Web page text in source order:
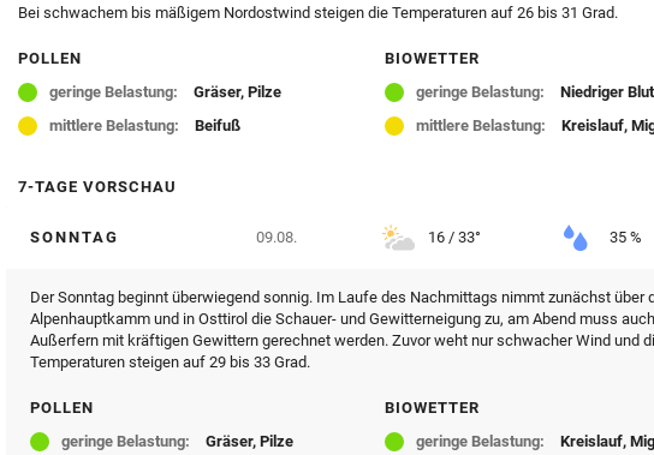
Bei schwachem bis mäßigem Nordostwind steigen die Temperaturen auf 26 bis 31 Grad.
POLLEN
geringe Belastung:
Gräser, Pilze
mittlere Belastung:
Beifuß
BIOWETTER
geringe Belastung:
Niedriger
mittlere Belastung:
Kreislauf,
7-TAGE VORSCHAU
SONNTAG 09.08. 16 / 33° 35 %
Der Sonntag beginnt überwiegend sonnig. Im Laufe des Nachmittags nimmt zunächst über
Alpenhauptkamm und in Osttirol die Schauer- und Gewitterneigung zu, am Abend muss
Außerfern mit kräftigen Gewittern gerechnet werden. Zuvor weht nur schwacher Wind und
Temperaturen steigen auf 29 bis 33 Grad.
POLLEN
geringe Belastung:
Gräser, Pilze
BIOWETTER
geringe Belastung:
Kreislauf,